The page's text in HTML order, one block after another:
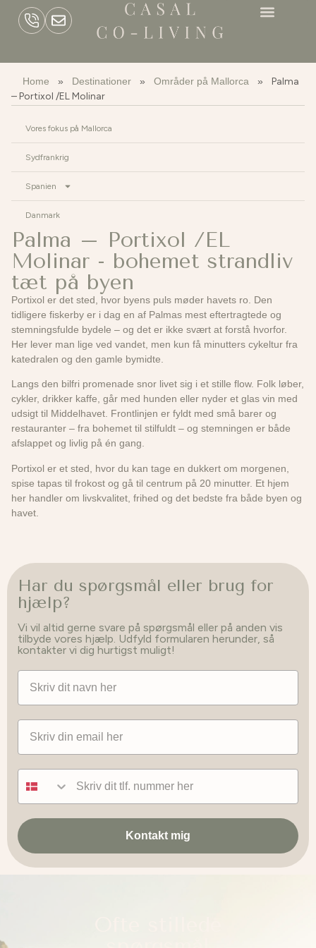
Home » Destinationer » Områder på Mallorca »
Palma
– Portixol /EL Molinar
Vores fokus på Mallorca
Sydfrankrig
Spanien
Danmark
Palma – Portixol /EL
Molinar - bohemet strandliv
tæt på byen
Portixol er det sted, hvor byens puls møder havets ro. Den
tidligere fiskerby er i dag en af Palmas mest eftertragtede og
stemningsfulde bydele – og det er ikke svært at forstå hvorfor.
Her lever man lige ved vandet, men kun få minutters cykeltur fra
katedralen og den gamle bymidte.
Langs den bilfri promenade snor livet sig i et stille flow. Folk løber,
cykler, drikker kaffe, går med hunden eller nyder et glas vin med
udsigt til Middelhavet. Frontlinjen er fyldt med små barer og
restauranter – fra bohemet til stilfuldt – og stemningen er både
afslappet og livlig på én gang.
Portixol er et sted, hvor du kan tage en dukkert om morgenen,
spise tapas til frokost og gå til centrum på 20 minutter. Et hjem
her handler om livskvalitet, frihed og det bedste fra både byen og
havet.
Har du spørgsmål eller brug for
hjælp?
Vi vil altid gerne svare på spørgsmål eller på anden vis
tilbyde vores hjælp. Udfyld formularen herunder, så
kontakter vi dig hurtigst muligt!
Navn
Email
Tlf nummer
Kontakt mig